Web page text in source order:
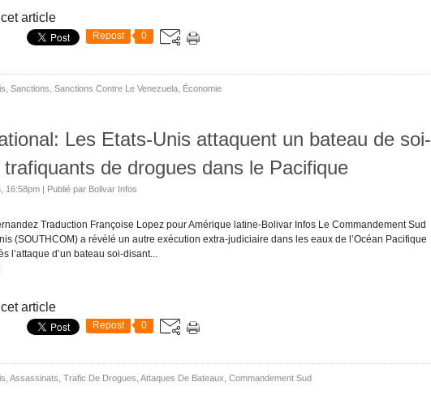
article
Repost 0
Sanctions Sanctions Contre Le Venezuela Économie
Les Etats-Unis attaquent un bateau de soi-
trafiquants de drogues dans le Pacifique
16:58pm | Publié par Bolivar Infos
Traduction Françoise Lopez pour Amérique latine-Bolivar Infos Le Commandement Sud
(SOUTHCOM) a révélé un autre exécution extra-judiciaire dans les eaux de l’Océan Pacifique
l’attaque d’un bateau soi-disant...
article
Repost 0
Assassinats Trafic De Drogues Attaques De Bateaux Commandement Sud